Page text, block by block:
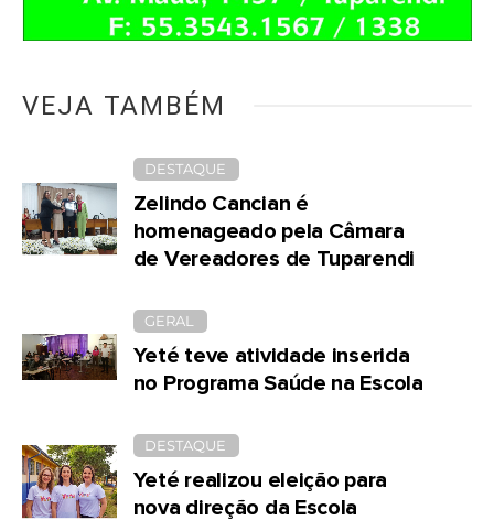
VEJA TAMBÉM
DESTAQUE
Zelindo Cancian é
homenageado pela Câmara
de Vereadores de Tuparendi
GERAL
Yeté teve atividade inserida
no Programa Saúde na Escola
DESTAQUE
Yeté realizou eleição para
nova direção da Escola